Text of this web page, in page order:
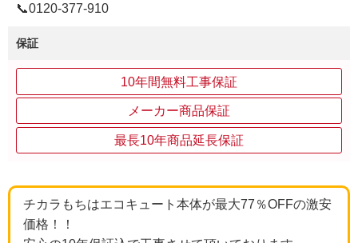
📞0120‐377‐910
保証
10年間無料工事保証
メーカー商品保証
最長10年商品延長保証
チカラもちはエコキュート本体が最大77％OFFの激安
価格！！